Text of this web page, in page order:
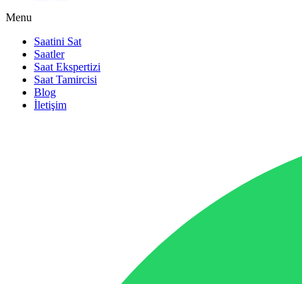
Menu
Saatini Sat
Saatler
Saat Ekspertizi
Saat Tamircisi
Blog
İletişim